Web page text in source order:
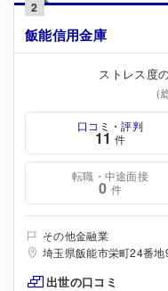
2
飯能信用金庫
ストレス度
口コミ・評判
11 件
転職・中途面接
0 件
その他金融業
埼玉県飯能市栄町24番地
出世の口コミ